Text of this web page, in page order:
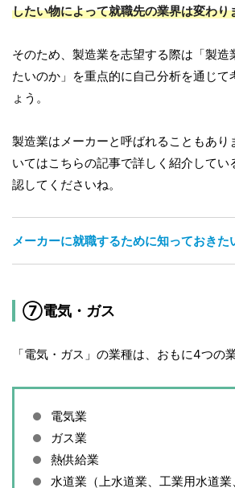
したい物によって就職先の業界は変わり
そのため、製造業を志望する際は「製造
たいのか」を重点的に自己分析を通じて
ょう。
製造業はメーカーと呼ばれることもあり
いてはこちらの記事で詳しく紹介してい
認してくださいね。
メーカーに就職するために知っておきた
⑦電気・ガス
「電気・ガス」の業種は、おもに4つの
電気業
ガス業
熱供給業
水道業（上水道業、工業用水道業